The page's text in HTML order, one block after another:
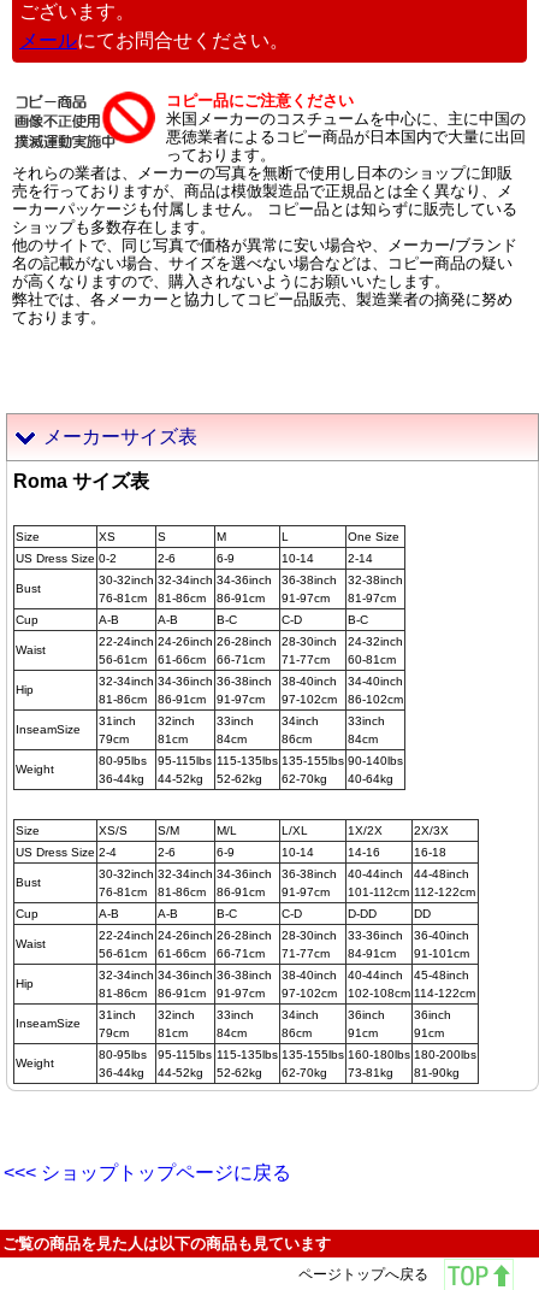
ございます。
メールにてお問合せください。
コピー品にご注意ください
米国メーカーのコスチュームを中心に、主に中国の
悪徳業者によるコピー商品が日本国内で大量に出回
っております。
それらの業者は、メーカーの写真を無断で使用し日本のショップに卸販
売を行っておりますが、商品は模倣製造品で正規品とは全く異なり、メ
ーカーパッケージも付属しません。 コピー品とは知らずに販売している
ショップも多数存在します。
他のサイトで、同じ写真で価格が異常に安い場合や、メーカー/ブランド
名の記載がない場合、サイズを選べない場合などは、コピー商品の疑い
が高くなりますので、購入されないようにお願いいたします。
弊社では、各メーカーと協力してコピー品販売、製造業者の摘発に努め
ております。
メーカーサイズ表
Roma サイズ表
Size XS S M L
One Size
US Dress Size 0-2 2-6 6-9 10-14 2-14
Bust
30-32inch
76-81cm
32-34inch
81-86cm
34-36inch
86-91cm
36-38inch
91-97cm
32-38inch
81-97cm
Cup
A-B A-B B-C C-D B-C
Waist
22-24inch
56-61cm
24-26inch
61-66cm
26-28inch
66-71cm
28-30inch
71-77cm
24-32inch
60-81cm
Hip
32-34inch
81-86cm
34-36inch
86-91cm
36-38inch
91-97cm
38-40inch
97-102cm
34-40inch
86-102cm
InseamSize
31inch
79cm
32inch
81cm
33inch
84cm
34inch
86cm
33inch
84cm
Weight
80-95lbs
36-44kg
95-115lbs
44-52kg
115-135lbs
52-62kg
135-155lbs
62-70kg
90-140lbs
40-64kg
Size XS/S S/M M/L L/XL 1X/2X
2X/3X
US Dress Size 2-4 2-6 6-9 10-14 14-16 16-18
Bust
30-32inch
76-81cm
32-34inch
81-86cm
34-36inch
86-91cm
36-38inch
91-97cm
40-44inch
101-112cm
44-48inch
112-122cm
Cup
A-B A-B B-C C-D D-DD DD
Waist
22-24inch
56-61cm
24-26inch
61-66cm
26-28inch
66-71cm
28-30inch
71-77cm
33-36inch
84-91cm
36-40inch
91-101cm
Hip
32-34inch
81-86cm
34-36inch
86-91cm
36-38inch
91-97cm
38-40inch
97-102cm
40-44inch
102-108cm
45-48inch
114-122cm
InseamSize
31inch
79cm
32inch
81cm
33inch
84cm
34inch
86cm
36inch
91cm
36inch
91cm
Weight
80-95lbs
36-44kg
95-115lbs
44-52kg
115-135lbs
52-62kg
135-155lbs
62-70kg
160-180lbs
73-81kg
180-200lbs
81-90kg
<<< ショップトップページに戻る
ご覧の商品を見た人は以下の商品も見ています
ページトップへ戻る